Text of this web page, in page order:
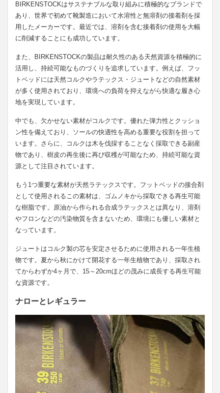
BIRKENSTOCKはサステナブルな取り組みに積極的なブランドで
あり、世界で初めて靴製造において水溶性と無溶剤の接着剤を採
用したメーカーです。最近では、溶剤を含む接着剤の使用を大幅
に削減することにも成功しています。
また、BIRKENSTOCKの製品は耐久性のある天然資源を積極的に
活用し、持続可能なものづくりを追求しています。例えば、フッ
トベッドには天然コルクやラテックス・ジュートなどの自然素材
が多く使用されており、環境への負荷を抑えながら快適な履き心
地を実現しています。
中でも、欠かせない素材がコルクです。優れた弾力性とクッショ
ン性を備えており、ソールの快適性を高める重要な役割を担って
います。さらに、コルクは木を伐採することなく採取できる副産
物であり、樹皮の再生後に再び収穫が可能なため、持続可能な資
源として注目されています。
もう1つ重要な素材が天然ラテックスです。フットベッドの接合剤
として使用されるこの素材は、ゴムノキから採取できる再生可能
な樹脂です。原油から作られる合成ラテックスとは異なり、溶剤
やフロンなどの汚染物質を含まないため、環境にも優しい素材と
なっています。
ジュートはコルク製の芯を安定させるために使用される一年生植
物です。夏から秋にかけて開花する一年生植物であり、採取され
てからわずか4ヶ月で、15～20cmほどの茂みに成長する再生可能
な資源です。
ナローとレギュラー